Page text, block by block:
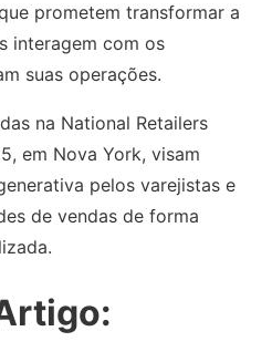
prometem transformar a
interagem com os
suas operações.
na National Retailers
em Nova York, visam
pelos varejistas e
de vendas de forma